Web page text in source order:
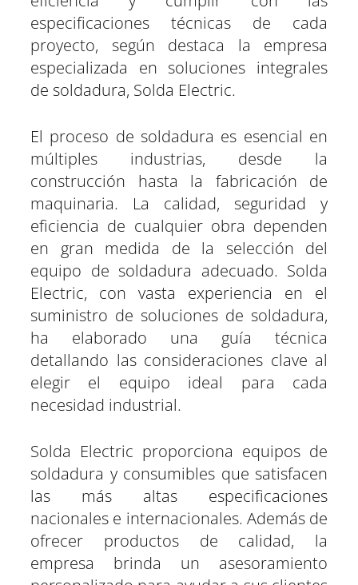
especificaciones técnicas de cada
proyecto, según destaca la empresa
especializada en soluciones integrales
de soldadura, Solda Electric.
El proceso de soldadura es esencial en
múltiples industrias, desde la
construcción hasta la fabricación de
maquinaria. La calidad, seguridad y
eficiencia de cualquier obra dependen
en gran medida de la selección del
equipo de soldadura adecuado. Solda
Electric, con vasta experiencia en el
suministro de soluciones de soldadura,
ha elaborado una guía técnica
detallando las consideraciones clave al
elegir el equipo ideal para cada
necesidad industrial.
Solda Electric proporciona equipos de
soldadura y consumibles que satisfacen
las más altas especificaciones
nacionales e internacionales. Además de
ofrecer productos de calidad, la
empresa brinda un asesoramiento